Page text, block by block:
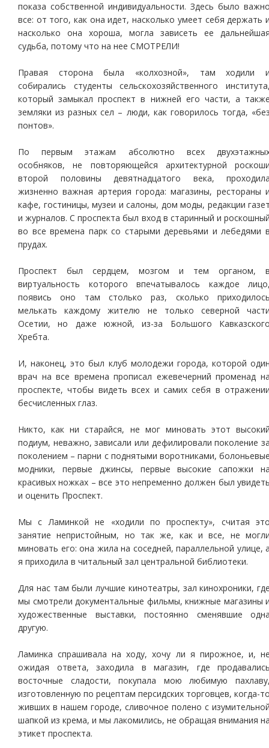
показа собственной индивидуальности. Здесь было
все: от того, как она идет, насколько умеет себя держать
насколько она хороша, могла зависеть ее
судьба, потому что на нее СМОТРЕЛИ!
Правая сторона была «колхозной», там ходили
собирались студенты сельскохозяйственного
который замыкал проспект в нижней его части, а
земляки из разных сел – люди, как говорилось тогда,
понтов».
По первым этажам абсолютно всех
особняков, не повторяющейся архитектурной
второй половины девятнадцатого века,
жизненно важная артерия города: магазины, рестораны
кафе, гостиницы, музеи и салоны, дом моды, редакции
и журналов. С проспекта был вход в старинный и
во все времена парк со старыми деревьями и лебедями
прудах.
Проспект был сердцем, мозгом и тем органом,
виртуальность которого впечатывалось каждое
появись оно там столько раз, сколько
мелькать каждому жителю не только северной
Осетии, но даже южной, из-за Большого
Хребта.
И, наконец, это был клуб молодежи города, которой
врач на все времена прописал ежевечерний променад
проспекте, чтобы видеть всех и самих себя в
бесчисленных глаз.
Никто, как ни старайся, не мог миновать этот
подиум, неважно, зависали или дефилировали поколение
поколением – парни с поднятыми воротниками,
модники, первые джинсы, первые высокие сапожки
красивых ножках – все это непременно должен был
и оценить Проспект.
Мы с Ламинкой не «ходили по проспекту», считая
занятие непристойным, но так же, как и все, не
миновать его: она жила на соседней, параллельной улице,
я приходила в читальный зал центральной библиотеки.
Для нас там были лучшие кинотеатры, зал кинохроники,
мы смотрели документальные фильмы, книжные магазины
художественные выставки, постоянно сменявшие
другую.
Ламинка спрашивала на ходу, хочу ли я пирожное, и,
ожидая ответа, заходила в магазин, где
восточные сладости, покупала мою любимую
изготовленную по рецептам персидских торговцев, когда-
живших в нашем городе, сливочное полено с
шапкой из крема, и мы лакомились, не обращая внимания
этикет проспекта.